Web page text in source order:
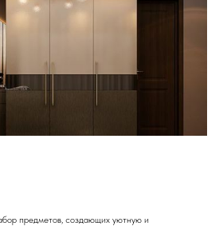
предметов, создающих уютную и